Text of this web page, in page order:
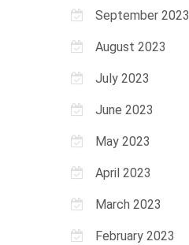
September 2023
August 2023
July 2023
June 2023
May 2023
April 2023
March 2023
February 2023